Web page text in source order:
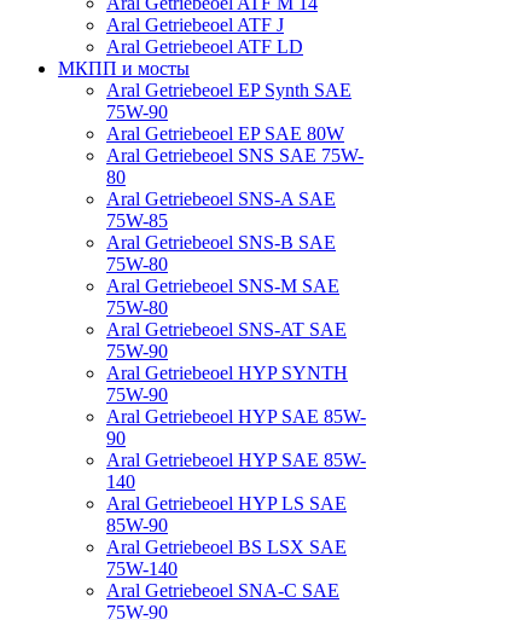
Aral Getriebeoel ATF J
Aral Getriebeoel ATF LD
МКПП и мосты
Aral Getriebeoel EP Synth SAE
75W-90
Aral Getriebeoel EP SAE 80W
Aral Getriebeoel SNS SAE 75W-
80
Aral Getriebeoel SNS-A SAE
75W-85
Aral Getriebeoel SNS-B SAE
75W-80
Aral Getriebeoel SNS-M SAE
75W-80
Aral Getriebeoel SNS-AT SAE
75W-90
Aral Getriebeoel HYP SYNTH
75W-90
Aral Getriebeoel HYP SAE 85W-
90
Aral Getriebeoel HYP SAE 85W-
140
Aral Getriebeoel HYP LS SAE
85W-90
Aral Getriebeoel BS LSX SAE
75W-140
Aral Getriebeoel SNA-C SAE
75W-90